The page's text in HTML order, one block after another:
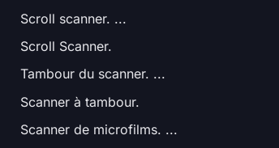
Scroll scanner. ...
Scroll Scanner.
Tambour du scanner. ...
Scanner à tambour.
Scanner de microfilms. ...